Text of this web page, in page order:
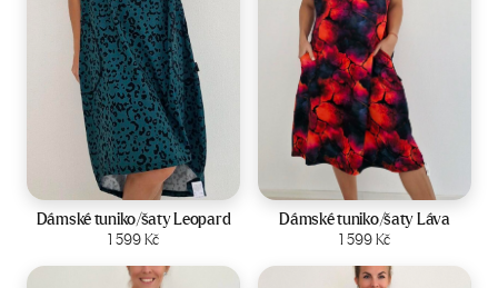
Velikost:44-50
Dámské tuniko/šaty Leopard
1 599Kč
Zobrazit produkt
Velikost: 44-50
Dámské tuniko/šaty Láva
1 599Kč
Zobrazit produkt